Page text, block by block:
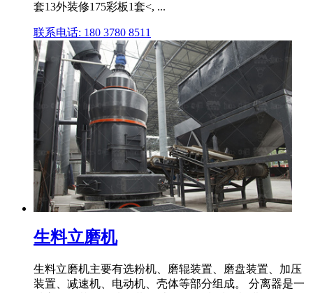
套13外装修175彩板1套<, ...
联系电话: 180 3780 8511
生料立磨机
生料立磨机主要有选粉机、磨辊装置、磨盘装置、加压
装置、减速机、电动机、壳体等部分组成。 分离器是一